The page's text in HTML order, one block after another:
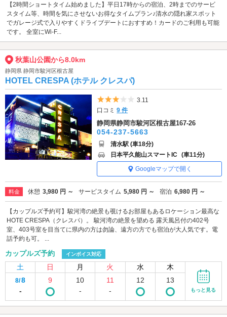
【2時間ショートタイム始めました】平日17時からの宿泊、2時までのサービ
スタイム等、時間を気にさせないお得なタイムプラン♪清水の隠れ家スポット
でガレージ式で入りやすくドライブデートにおすすめ！カードのご利用も可能
です。 全室にWi-F...
秋葉山公園から8.0km
静岡県 静岡市駿河区根古屋
HOTEL CRESPA (ホテル クレスパ)
5つ星のうち3
3.11
口コミ9 件
静岡県静岡市駿河区根古屋167-26
054-237-5663
清水駅 (車18分)
日本平久能山スマートIC (車11分)
Googleマップで開く
料金 休憩 3,980 円 ～ サービスタイム 5,980 円 ～ 宿泊 6,980 円 ～
【カップルズ予約可】駿河湾の絶景も覗けるお部屋もあるロケーション最高な
HOTE CRESPA（クレスパ）。 駿河湾の絶景を望める 露天風呂付の402号
室、403号室を目当てに県内の方は勿論、遠方の方でも宿泊が大人気です。電
話予約も可。 ...
カップルズ予約 インボイス対応
土 日 月 火 水 木
8/8
-
9
10
-
11
-
12 13
もっと見る